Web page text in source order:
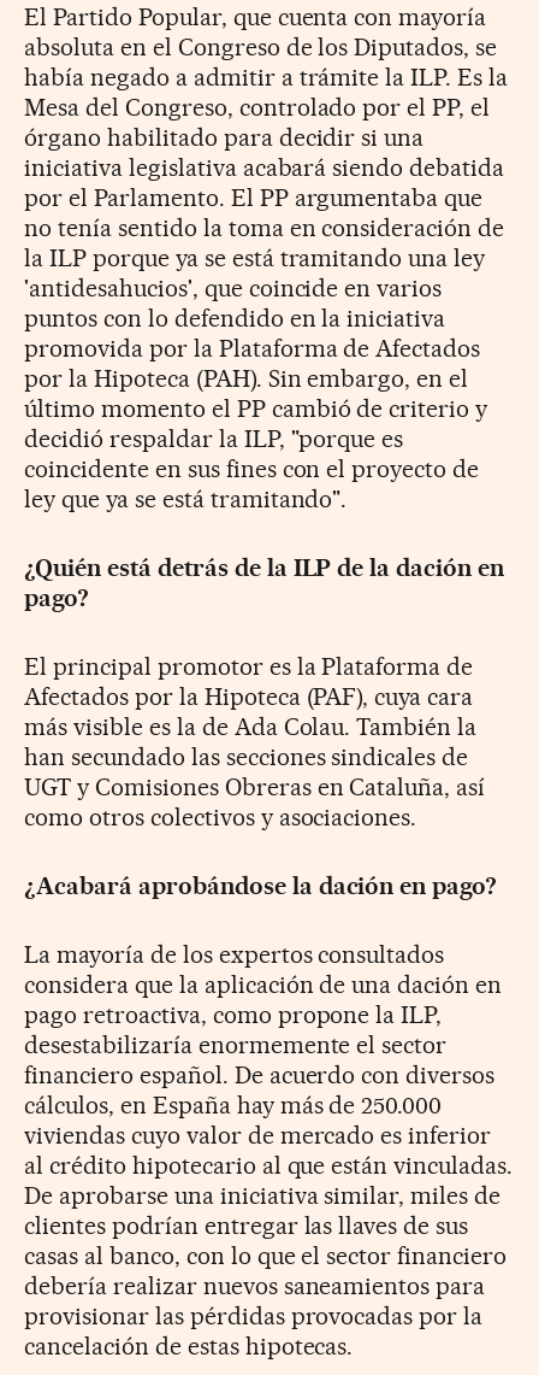
El Partido Popular, que cuenta con mayoría
absoluta en el Congreso de los Diputados, se
había negado a admitir a trámite la ILP. Es la
Mesa del Congreso, controlado por el PP, el
órgano habilitado para decidir si una
iniciativa legislativa acabará siendo debatida
por el Parlamento. El PP argumentaba que
no tenía sentido la toma en consideración de
la ILP porque ya se está tramitando una ley
'antidesahucios', que coincide en varios
puntos con lo defendido en la iniciativa
promovida por la Plataforma de Afectados
por la Hipoteca (PAH). Sin embargo, en el
último momento el PP cambió de criterio y
decidió respaldar la ILP, "porque es
coincidente en sus fines con el proyecto de
ley que ya se está tramitando".
¿Quién está detrás de la ILP de la dación en
pago?
El principal promotor es la Plataforma de
Afectados por la Hipoteca (PAF), cuya cara
más visible es la de Ada Colau. También la
han secundado las secciones sindicales de
UGT y Comisiones Obreras en Cataluña, así
como otros colectivos y asociaciones.
¿Acabará aprobándose la dación en pago?
La mayoría de los expertos consultados
considera que la aplicación de una dación en
pago retroactiva, como propone la ILP,
desestabilizaría enormemente el sector
financiero español. De acuerdo con diversos
cálculos, en España hay más de 250.000
viviendas cuyo valor de mercado es inferior
al crédito hipotecario al que están vinculadas.
De aprobarse una iniciativa similar, miles de
clientes podrían entregar las llaves de sus
casas al banco, con lo que el sector financiero
debería realizar nuevos saneamientos para
provisionar las pérdidas provocadas por la
cancelación de estas hipotecas.